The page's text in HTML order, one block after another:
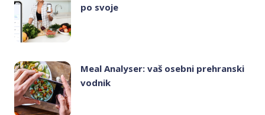
po svoje
Meal Analyser: vaš osebni prehranski
vodnik